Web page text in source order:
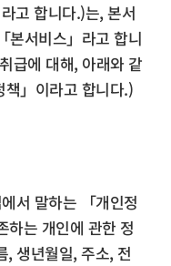
고 합니다.)는, 본서
본서비스」라고 합니
급에 대해, 아래와 같
」이라고 합니다.)
서 말하는 「개인정
하는 개인에 관한 정
, 생년월일, 주소, 전